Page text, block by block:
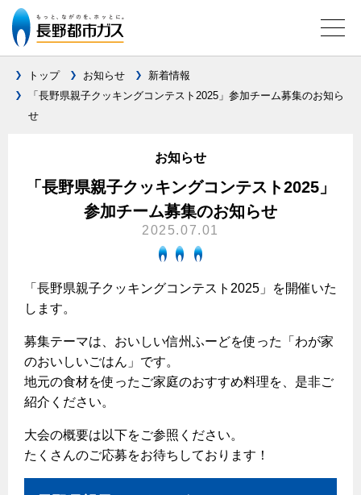
ガス料金について
料金表
料金の計算方法
ご請求とお支払いについて
口座振替によるお支払い
クレジットカードによるお支払い
払込書による窓口でのお支払い
払込書によるスマホアプリでのお支払い
検針について
原料費調整制度について
こんなときは
ガスコンロとIHクッキングヒーターの比較
清掃性
ガス給湯器とエコキュートの比較
快適性
経済性
ライフスタイルの変化に対応するエコジョーズ
オススメの商品一覧
最新ガスコンロの実力
グリル活用法
コンロの取替えは
レンジフード
レンジフード
バスルームをリフォーム
その他をリフォーム
リフォーム事例紹介
3つのあんしん宣言
電力の自由化について
長野都市ガスのでんきのポイント
電気料金 長野都市ガスでんきプラン
都市ガスでんき 従量電灯Ｂ
都市ガスでんき 低圧電力
ヤミーのレシピ帖
食育活動について
エコ・クッキング
料理教室レンタル
法人のお客様へ
ホーム お知らせ
お問合わせ・資料請求
トップ お知らせ
新着情報
「長野県親子クッキングコンテスト2025」参加チーム募集のお知ら
せ
お知らせ
「長野県親子クッキングコンテスト2025」
参加チーム募集のお知らせ
2025.07.01
「長野県親子クッキングコンテスト2025」を開催いた
します。
募集テーマは、おいしい信州ふーどを使った「わが家
のおいしいごはん」です。
地元の食材を使ったご家庭のおすすめ料理を、是非ご
紹介ください。
大会の概要は以下をご参照ください。
たくさんのご応募をお待ちしております！